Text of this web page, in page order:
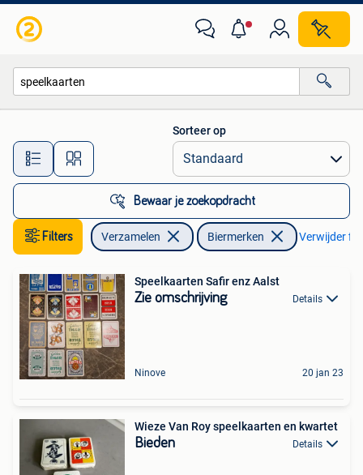
Alle afstanden…
Sorteer op
Bewaar je zoekopdracht
Filters Verzamelen Biermerken Verwijder
Speelkaarten Safir enz Aalst
Zie omschrijving Details
Ninove 20 jan 23
Wieze Van Roy speelkaarten en kwartet
Bieden Details